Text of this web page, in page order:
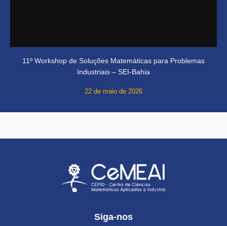
11º Workshop de Soluções Matemáticas para Problemas
Industriais – SEI-Bahia
22 de maio de 2026
Siga-nos